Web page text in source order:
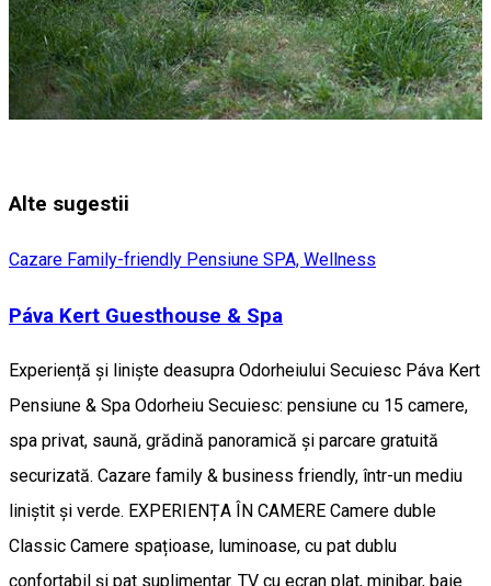
Alte sugestii
Cazare Family-friendly Pensiune SPA, Wellness
Páva Kert Guesthouse & Spa
Experiență și liniște deasupra Odorheiului Secuiesc Páva Kert
Pensiune & Spa Odorheiu Secuiesc: pensiune cu 15 camere,
spa privat, saună, grădină panoramică și parcare gratuită
securizată. Cazare family & business friendly, într-un mediu
liniștit și verde. EXPERIENȚA ÎN CAMERE Camere duble
Classic Camere spațioase, luminoase, cu pat dublu
confortabil și pat suplimentar. TV cu ecran plat, minibar, baie